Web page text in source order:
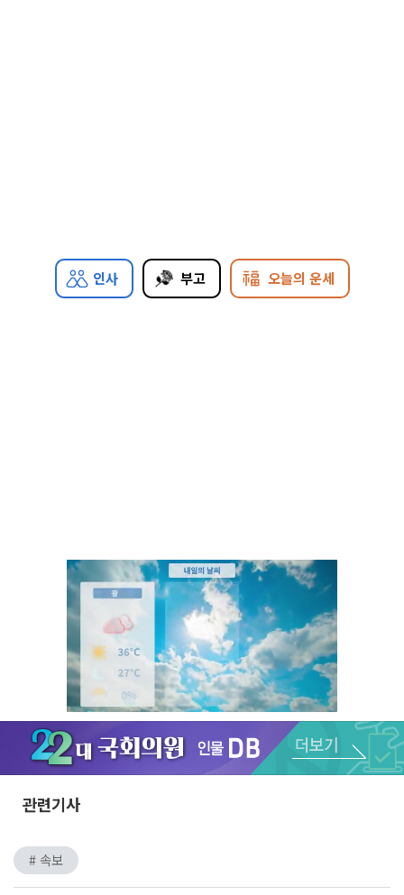
인사 부고 오늘의 운세
Unmute
관련기사
# 속보